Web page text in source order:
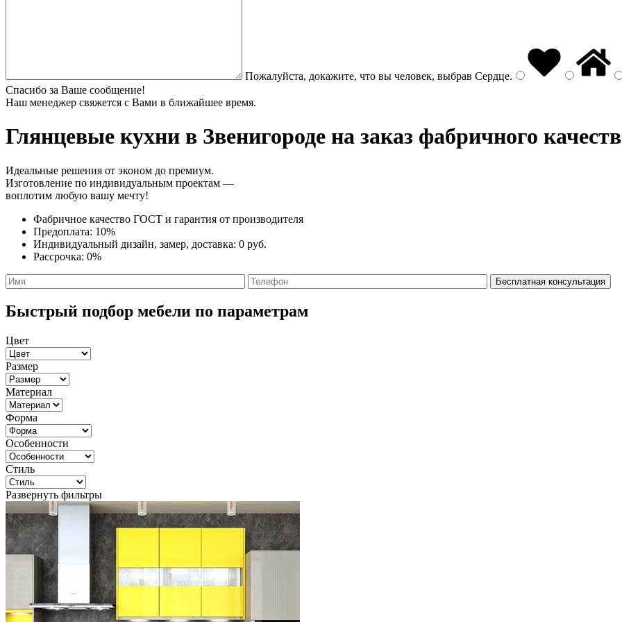
Пожалуйста, докажите, что вы человек, выбрав Сердце.
Спасибо за Ваше сообщение!
Наш менеджер свяжется с Вами в ближайшее время.
Глянцевые кухни в Звенигороде на заказ фабричного
Идеальные решения от эконом до премиум.
Изготовление по индивидуальным проектам —
воплотим любую вашу мечту!
Фабричное качество ГОСТ и гарантия от производителя
Предоплата: 10%
Индивидуальный дизайн, замер, доставка: 0 руб.
Рассрочка: 0%
Быстрый подбор мебели по параметрам
Цвет
Размер
Материал
Форма
Особенности
Стиль
Развернуть фильтры